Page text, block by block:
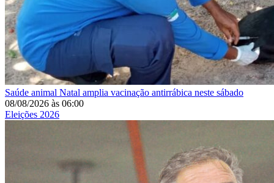
Saúde animal Natal amplia vacinação antirrábica neste sábado
08/08/2026 às 06:00
Eleições 2026